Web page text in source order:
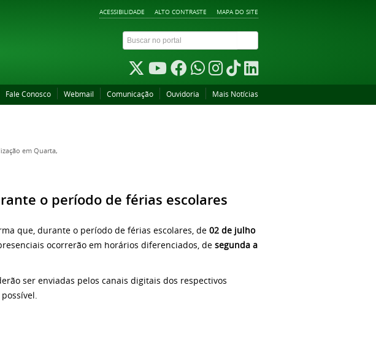
ACESSIBILIDADE ALTO CONTRASTE MAPA DO SITE
Fale Conosco Webmail Comunicação Ouvidoria Mais Notícias
em Quarta,
o período de férias escolares
que, durante o período de férias escolares, de 02 de julho
ocorrerão em horários diferenciados, de segunda a
ser enviadas pelos canais digitais dos respectivos